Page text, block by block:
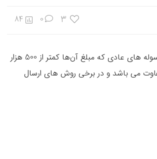
3
0
84
اعضای دیجی‌پلاس می‌توانند به ازای هر ماه اشتراک، چهار ارسال رایگان بر روی مرسوله های عادی که مبلغ آن‌ها کمتر از 500 هزار
می باشد و در برخی روش های ارسال